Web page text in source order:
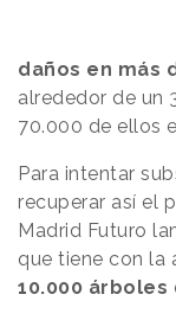
daños en más
alrededor de un
70.000 de ellos
Para intentar
recuperar así el
Madrid Futuro
que tiene con la
10.000 árboles